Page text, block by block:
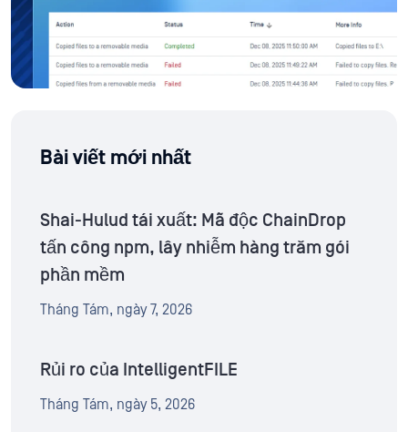
Bài viết mới nhất
Shai-Hulud tái xuất: Mã độc ChainDrop
tấn công npm, lây nhiễm hàng trăm gói
phần mềm
Tháng Tám, ngày 7, 2026
Rủi ro của IntelligentFILE
Tháng Tám, ngày 5, 2026